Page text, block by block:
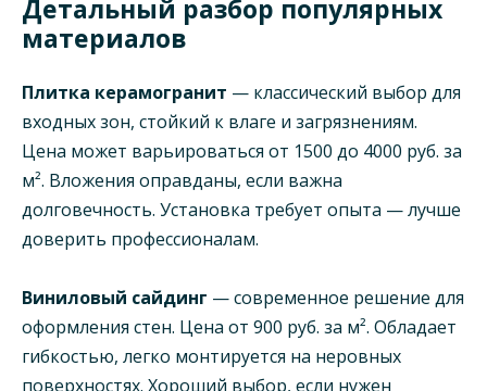
Детальный разбор популярных
материалов
Плитка керамогранит — классический выбор для
входных зон, стойкий к влаге и загрязнениям.
Цена может варьироваться от 1500 до 4000 руб. за
м². Вложения оправданы, если важна
долговечность. Установка требует опыта — лучше
доверить профессионалам.
Виниловый сайдинг — современное решение для
оформления стен. Цена от 900 руб. за м². Обладает
гибкостью, легко монтируется на неровных
поверхностях. Хороший выбор, если нужен